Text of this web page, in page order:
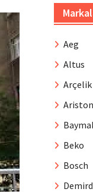
Aeg
Altus
Arçelik
Ariston
Beko
Bosch